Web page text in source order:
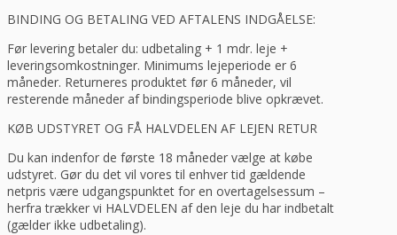
regulering
antal
BINDING OG BETALING VED AFTALENS INDGÅELSE:
Før levering betaler du: udbetaling + 1 mdr. leje +
leveringsomkostninger. Minimums lejeperiode er 6
måneder. Returneres produktet før 6 måneder, vil
resterende måneder af bindingsperiode blive opkrævet.
KØB UDSTYRET OG FÅ HALVDELEN AF LEJEN RETUR
Du kan indenfor de første 18 måneder vælge at købe
udstyret. Gør du det vil vores til enhver tid gældende
netpris være udgangspunktet for en overtagelsessum –
herfra trækker vi HALVDELEN af den leje du har indbetalt
(gælder ikke udbetaling).